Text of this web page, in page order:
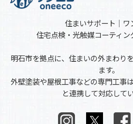
住まいサポート｜ワ
住宅点検・光触媒コーティ
明石市を拠点に、住まいの外まわり
ます。
外壁塗装や屋根工事などの専門工事
と連携して対応してい